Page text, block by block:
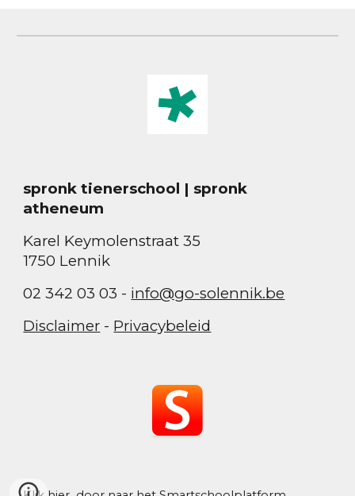
spronk tienerschool | spronk
atheneum
Karel Keymolenstraat 35
1750 Lennik
02 342 03 03 - info@go-solennik.be
Disclaimer - Privacybeleid